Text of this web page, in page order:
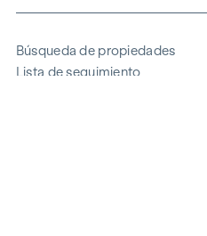
Búsqueda de propiedades
Lista de seguimiento